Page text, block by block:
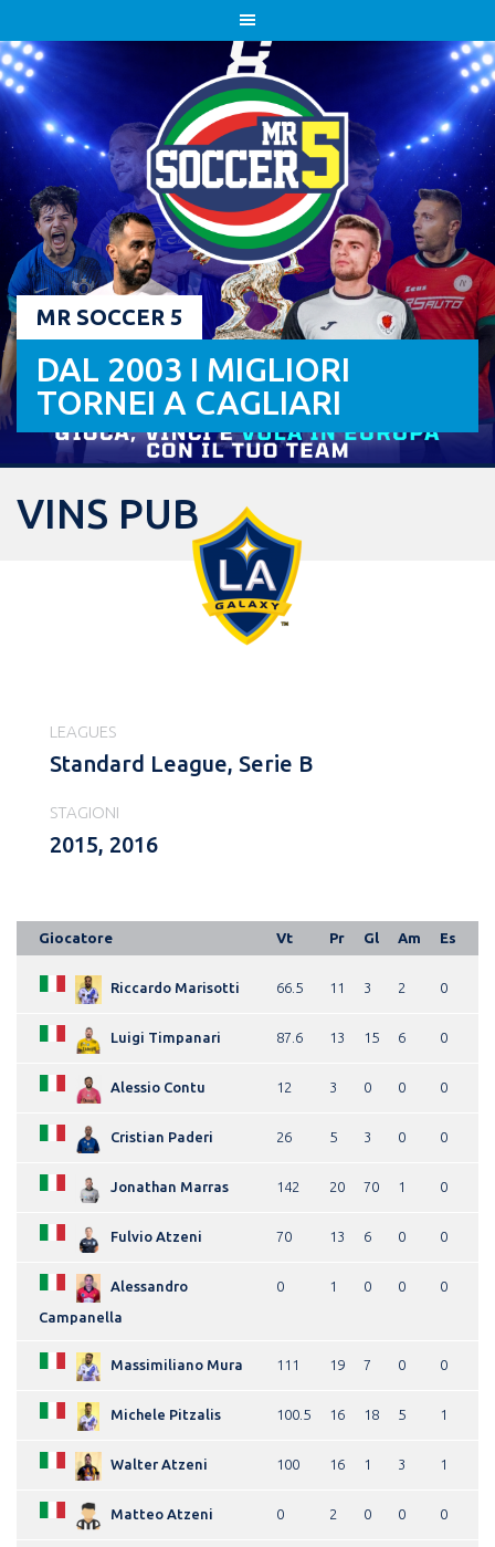
to
content
MR SOCCER 5
DAL 2003 I MIGLIORI
TORNEI A CAGLIARI
VINS PUB
LEAGUES
Standard League, Serie B
STAGIONI
2015, 2016
Giocatore Vt Pr Gl Am Es
Riccardo Marisotti 66.5 11 3 2 0
Luigi Timpanari 87.6 13 15 6 0
Alessio Contu 12 3 0 0 0
Cristian Paderi 26 5 3 0 0
Jonathan Marras 142 20 70 1 0
Fulvio Atzeni 70 13 6 0 0
Alessandro
Campanella
0 1 0 0 0
Massimiliano Mura 111 19 7 0 0
Michele Pitzalis 100.5 16 18 5 1
Walter Atzeni 100 16 1 3 1
Matteo Atzeni 0 2 0 0 0